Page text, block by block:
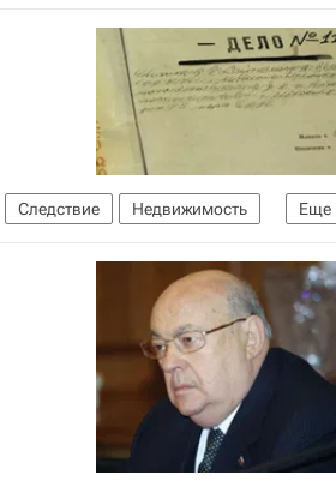
Еще
Следствие
Недвижимость